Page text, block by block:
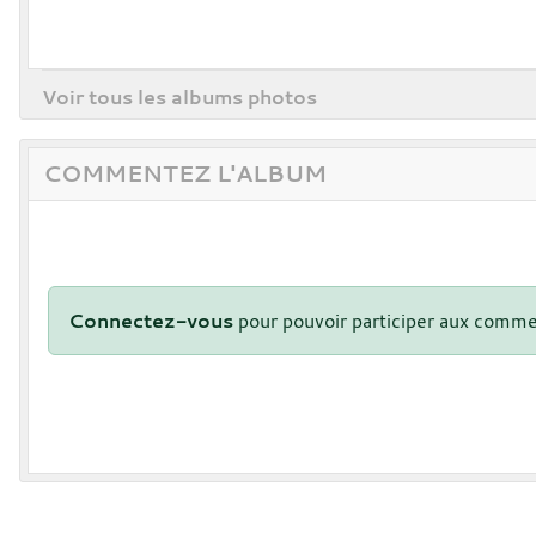
Voir tous les albums photos
COMMENTEZ L'ALBUM
Connectez-vous pour pouvoir participer aux